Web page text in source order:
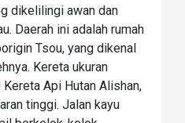
dikelilingi awan dan
Daerah ini adalah rumah
Tsou, yang dikenal
Kereta ukuran
Api Hutan Alishan,
tinggi. Jalan kayu